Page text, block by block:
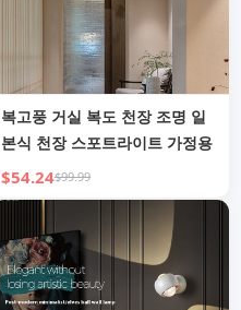
복고풍 거실 복도 천장 조명 일
본식 천장 스포트라이트 가정용
$54.24$99.99